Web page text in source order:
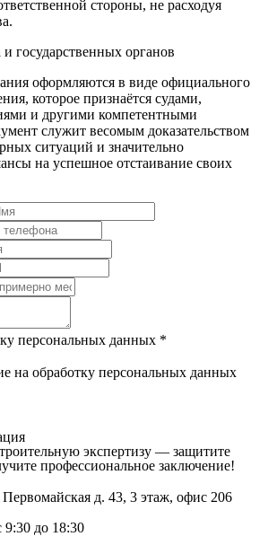
стороны, не расходуя
государственных органов
оформляются в виде официального
которое признаётся судами,
и другими компетентными
служит весомым доказательством
ситуаций и значительно
на успешное отстаивание своих
персональных данных *
на обработку персональных данных
экспертизу — защитите
профессиональное заключение!
д. 43, 3 этаж, офис 206
9:30 до 18:30